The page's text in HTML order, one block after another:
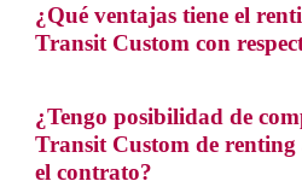
¿Qué ventajas tiene el
Transit Custom con
¿Tengo posibilidad de
Transit Custom de
el contrato?